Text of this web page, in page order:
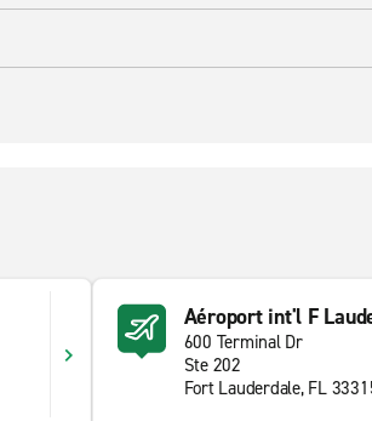
Aéroport int'l F
600 Terminal Dr
Ste 202
Fort Lauderdale, FL